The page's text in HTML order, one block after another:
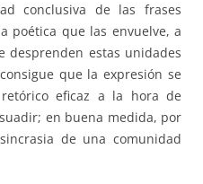
conclusiva de las frases
poética que las envuelve, a
desprenden estas unidades
que la expresión se
eficaz a la hora de
en buena medida, por
de una comunidad